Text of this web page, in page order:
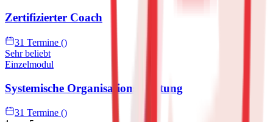
Zertifizierter Coach
31 Termine ()
Sehr beliebt
Einzelmodul
Systemische Organisationsberatung
31 Termine ()